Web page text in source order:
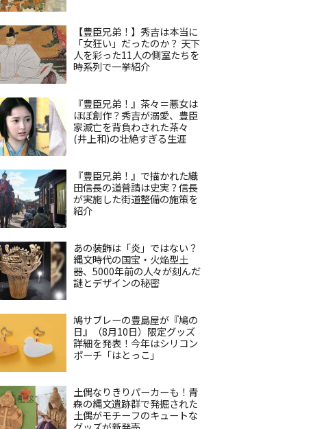
【豊臣兄弟！】秀吉は本当に
「女狂い」だったのか？ 天下
人を彩った11人の側室たちを
時系列で一挙紹介
『豊臣兄弟！』茶々＝悪女は
ほぼ創作？秀吉が溺愛、豊臣
家滅亡を背負わされた茶々
(井上和)の壮絶すぎる生涯
『豊臣兄弟！』で描かれた織
田信長の道普請は史実？信長
が実施した街道整備の施策を
紹介
あの装飾は「炎」ではない？
縄文時代の国宝・火焔型土
器、5000年前の人々が刻んだ
謎とデザインの秘密
鳩サブレーの豊島屋が『鳩の
日』（8月10日）限定グッズ
詳細を発表！今年はシリコン
ポーチ「はとっこ」
土偶なりきりパーカーも！青
森の縄文遺跡群で発掘された
土偶がモチーフのキュートな